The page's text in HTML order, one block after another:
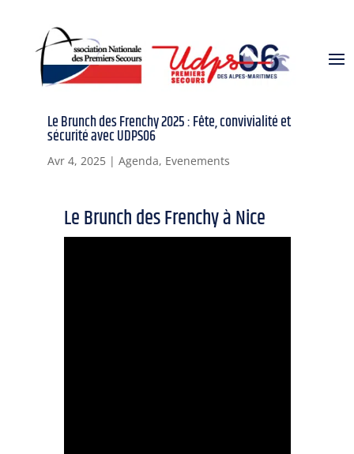
Le Brunch des Frenchy 2025 : Fête, convivialité et
sécurité avec UDPS06
Avr 4, 2025 | Agenda, Evenements
Le Brunch des Frenchy à Nice